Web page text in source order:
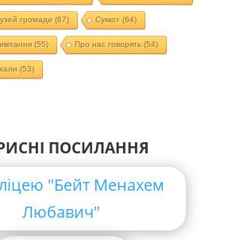
громади (67) Суккот (64)
(55) Про нас говорять (54)
хали (53)
ПОСИЛАННЯ
"Бейт Менахем
Любавич"